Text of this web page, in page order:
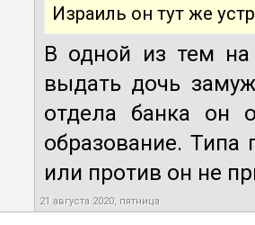
Израиль он тут же
В одной из тем
выдать дочь
отдела банка он
образование. Типа
или против он не
21 августа 2020, пятница